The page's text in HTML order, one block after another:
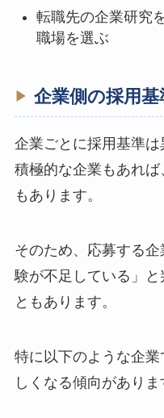
転職先の企業研究
職場を選ぶ
企業側の採用
企業ごとに採用基準
積極的な企業もあれ
もあります。
そのため、応募する
験が不足している」
ともあります。
特に以下のような企
しくなる傾向がありま